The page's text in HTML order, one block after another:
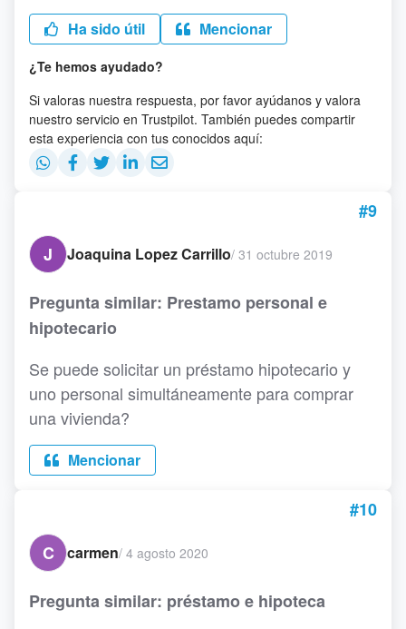
Ha sido útil Mencionar
¿Te hemos ayudado?
Si valoras nuestra respuesta, por favor ayúdanos y valora
nuestro servicio en Trustpilot. También puedes compartir
esta experiencia con tus conocidos aquí:
#9
J
Joaquina Lopez Carrillo/ 31 octubre 2019
Pregunta similar: Prestamo personal e
hipotecario
Se puede solicitar un préstamo hipotecario y
uno personal simultáneamente para comprar
una vivienda?
Mencionar
#10
C
carmen/ 4 agosto 2020
Pregunta similar: préstamo e hipoteca